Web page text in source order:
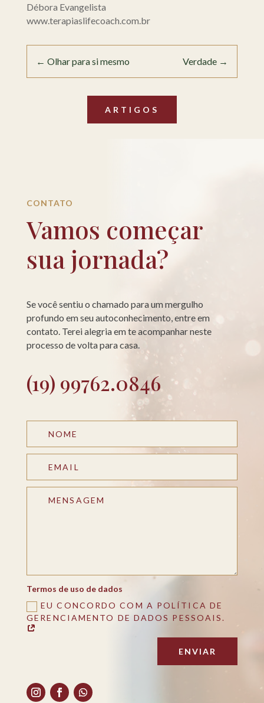
Débora Evangelista
www.terapiaslifecoach.com.br
← Olhar para si mesmo Verdade →
ARTIGOS
CONTATO
Vamos começar
sua jornada?
Se você sentiu o chamado para um mergulho
profundo em seu autoconhecimento, entre em
contato. Terei alegria em te acompanhar neste
processo de volta para casa.
(19) 99762.0846
Termos de uso de dados
EU CONCORDO COM A POLÍTICA DE
GERENCIAMENTO DE DADOS PESSOAIS.
ENVIAR